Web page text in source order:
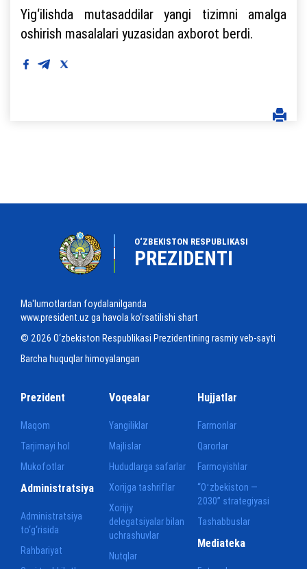
Yig‘ilishda mutasaddilar yangi tizimni amalga
oshirish masalalari yuzasidan axborot berdi.
O‘ZBEKISTON RESPUBLIKASI
PREZIDENTI
Ma'lumotlardan foydalanilganda
www.president.uz ga havola ko‘rsatilishi shart
© 2026 O‘zbekiston Respublikasi Prezidentining rasmiy veb-sayti
Barcha huquqlar himoyalangan
Prezident
Maqom
Tarjimayi hol
Mukofotlar
Voqealar
Yangiliklar
Majlislar
Hududlarga safarlar
Xorijga tashriflar
Xorijiy
delegatsiyalar bilan
uchrashuvlar
Nutqlar
Hujjatlar
Farmonlar
Qarorlar
Farmoyishlar
“Oʻzbekiston —
2030” strategiyasi
Tashabbuslar
Administratsiya
Administratsiya
to‘g‘risida
Rahbariyat
Mediateka